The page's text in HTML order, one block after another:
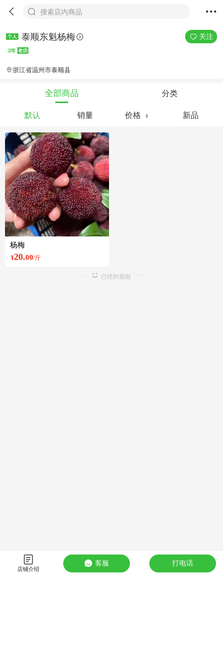
搜索店内商品
泰顺东魁杨梅 关注
浙江省温州市泰顺县
全部商品 分类
默认 销量 价格 新品
杨梅
¥20.00/斤
店铺介绍
客服 打电话